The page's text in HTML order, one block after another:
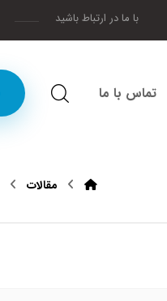
با ما در ارتباط باشید
تماس با ما
مقالات